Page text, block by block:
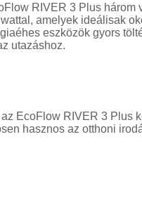
RIVER 3 Plus
amelyek ideálisak
eszközök gyors
utazáshoz.
EcoFlow RIVER 3
hasznos az otthoni